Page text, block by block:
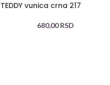
TEDDY vunica crna 217
680,00RSD